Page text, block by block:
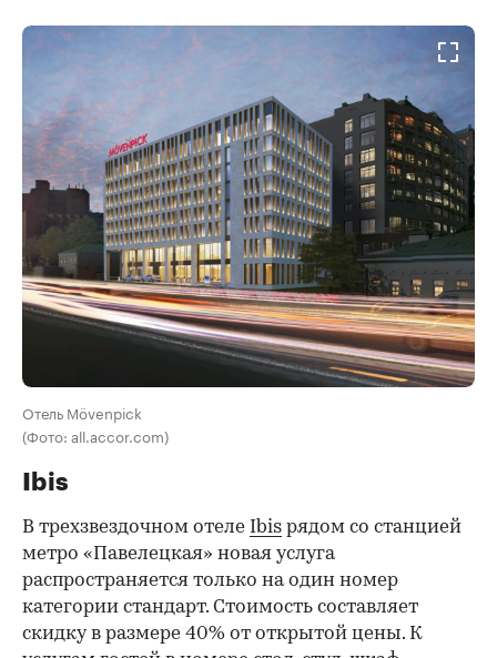
Отель Mövenpick
(Фото: all.accor.com)
Ibis
В трехзвездочном отеле Ibis рядом со станцией
метро «Павелецкая» новая услуга
распространяется только на один номер
категории стандарт. Стоимость составляет
скидку в размере 40% от открытой цены. К